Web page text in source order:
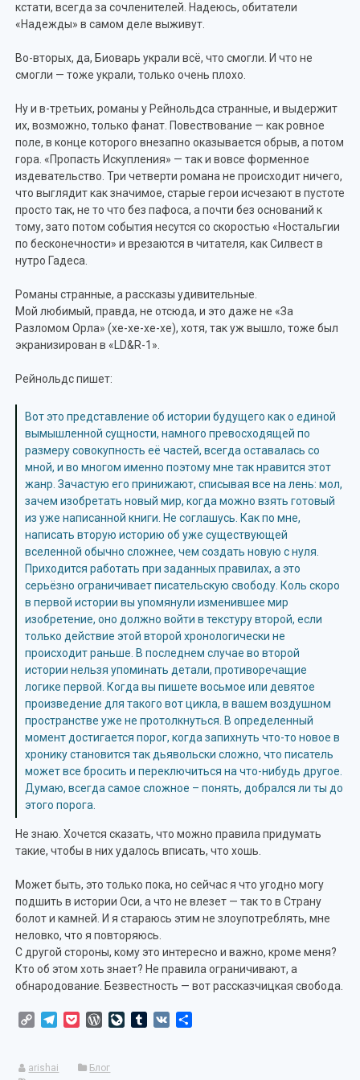
кстати, всегда за сочленителей. Надеюсь, обитатели
«Надежды» в самом деле выживут.
Во-вторых, да, Биоварь украли всё, что смогли. И что не
смогли — тоже украли, только очень плохо.
Ну и в-третьих, романы у Рейнольдса странные, и выдержит
их, возможно, только фанат. Повествование — как ровное
поле, в конце которого внезапно оказывается обрыв, а потом
гора. «Пропасть Искупления» — так и вовсе форменное
издевательство. Три четверти романа не происходит ничего,
что выглядит как значимое, старые герои исчезают в пустоте
просто так, не то что без пафоса, а почти без оснований к
тому, зато потом события несутся со скоростью «Ностальгии
по бесконечности» и врезаются в читателя, как Силвест в
нутро Гадеса.
Романы странные, а рассказы удивительные.
Мой любимый, правда, не отсюда, и это даже не «За
Разломом Орла» (хе-хе-хе-хе), хотя, так уж вышло, тоже был
экранизирован в «LD&R-1».
Рейнольдс пишет:
Вот это представление об истории будущего как о единой
вымышленной сущности, намного превосходящей по
размеру совокупность её частей, всегда оставалась со
мной, и во многом именно поэтому мне так нравится этот
жанр. Зачастую его принижают, списывая все на лень: мол,
зачем изобретать новый мир, когда можно взять готовый
из уже написанной книги. Не соглашусь. Как по мне,
написать вторую историю об уже существующей
вселенной обычно сложнее, чем создать новую с нуля.
Приходится работать при заданных правилах, а это
серьёзно ограничивает писательскую свободу. Коль скоро
в первой истории вы упомянули изменившее мир
изобретение, оно должно войти в текстуру второй, если
только действие этой второй хронологически не
происходит раньше. В последнем случае во второй
истории нельзя упоминать детали, противоречащие
логике первой. Когда вы пишете восьмое или девятое
произведение для такого вот цикла, в вашем воздушном
пространстве уже не протолкнуться. В определенный
момент достигается порог, когда запихнуть что-то новое в
хронику становится так дьявольски сложно, что писатель
может все бросить и переключиться на что-нибудь другое.
Думаю, всегда самое сложное – понять, добрался ли ты до
этого порога.
Не знаю. Хочется сказать, что можно правила придумать
такие, чтобы в них удалось вписать, что хошь.
Может быть, это только пока, но сейчас я что угодно могу
подшить в истории Оси, а что не влезет — так то в Страну
болот и камней. И я стараюсь этим не злоупотреблять, мне
неловко, что я повторяюсь.
С другой стороны, кому это интересно и важно, кроме меня?
Кто об этом хоть знает? Не правила ограничивают, а
обнародование. Безвестность — вот рассказчицкая свобода.
Copy TelegramPocketWordPress
LiveJournal
Tumblr
VK
arishai
Блог